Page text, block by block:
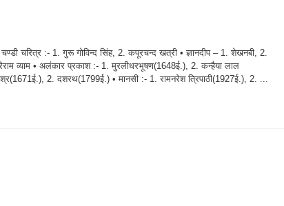
चरित्र :- 1. गुरू गोविन्द सिंह, 2. कपूरचन्द खत्री • ज्ञानदीप – 1. शेखनबी, 2.
व्याम • अलंकार प्रकाश :- 1. मुरलीधरभूषण(1648ई.), 2. कन्हैया लाल
2. दशरथ(1799ई.) • मानसी :- 1. रामनरेश त्रिपाठी(1927ई.), 2. ...